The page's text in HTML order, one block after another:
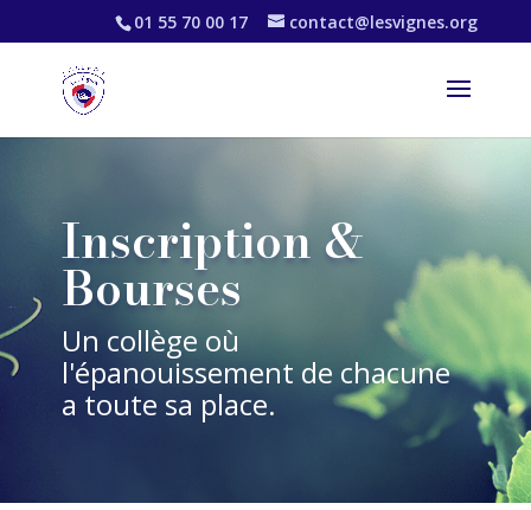
01 55 70 00 17 contact@lesvignes.org
Inscription &
Bourses
Un collège où
l'épanouissement de chacune
a toute sa place.